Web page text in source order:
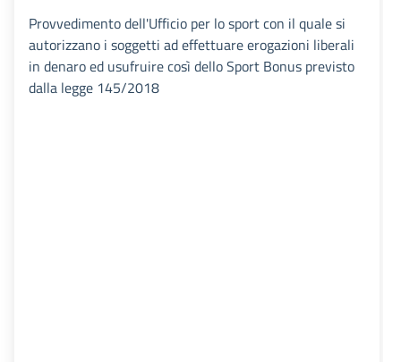
Provvedimento dell'Ufficio per lo sport con il quale si
autorizzano i soggetti ad effettuare erogazioni liberali
in denaro ed usufruire così dello Sport Bonus previsto
dalla legge 145/2018